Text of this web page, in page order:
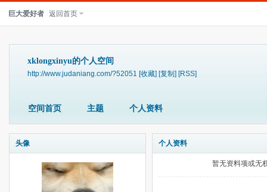
巨大爱好者 返回首页
xklongxinyu的个人空间
http://www.judaniang.com/?52051 [收藏] [复制] [RSS]
空间首页 主题 个人资料
头像 个人资料
暂无资料项或无